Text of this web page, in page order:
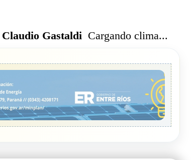
Claudio Gastaldi Cargando clima...